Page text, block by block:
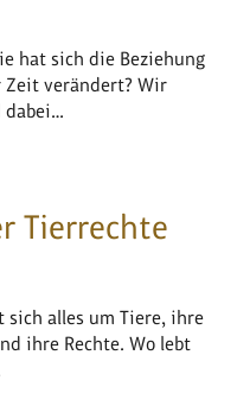
hat sich die Beziehung
Zeit verändert? Wir
dabei…
Tierrechte
sich alles um Tiere, ihre
ihre Rechte. Wo lebt